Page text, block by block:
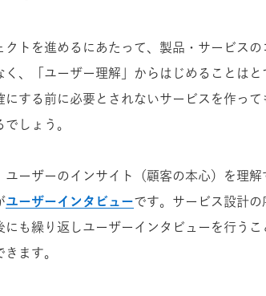
クトを進めるにあたって、製品・サービス
く、「ユーザー理解」からはじめることは
にする前に必要とされないサービスを作っ
でしょう。
ユーザーのインサイト（顧客の本心）を理
ユーザーインタビューです。サービス設計
にも繰り返しユーザーインタビューを行う
きます。